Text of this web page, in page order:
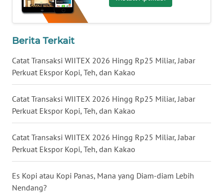
Berita Terkait
Catat Transaksi WIITEX 2026 Hingg Rp25 Miliar, Jabar
Perkuat Ekspor Kopi, Teh, dan Kakao
Catat Transaksi WIITEX 2026 Hingg Rp25 Miliar, Jabar
Perkuat Ekspor Kopi, Teh, dan Kakao
Catat Transaksi WIITEX 2026 Hingg Rp25 Miliar, Jabar
Perkuat Ekspor Kopi, Teh, dan Kakao
Es Kopi atau Kopi Panas, Mana yang Diam-diam Lebih
Nendang?
WN
JAMBI
SULTRA
NTB
WN
SULTENG